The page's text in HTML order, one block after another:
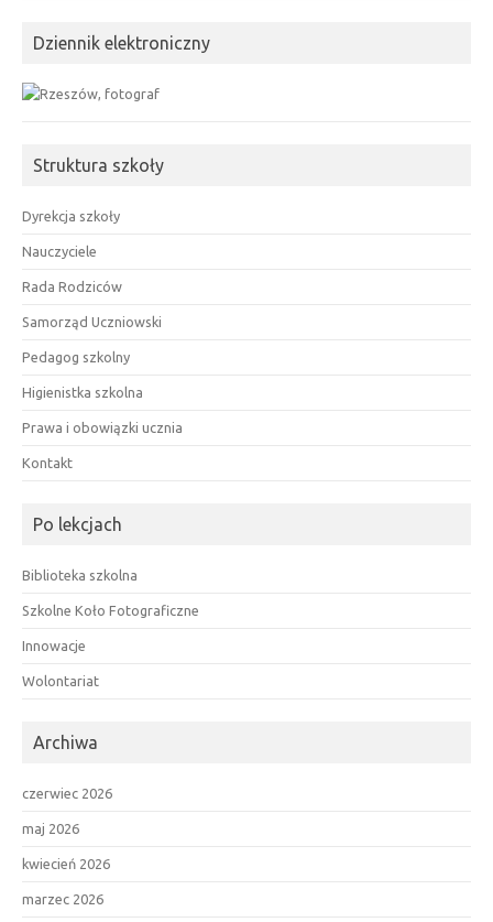
Dziennik elektroniczny
Struktura szkoły
Dyrekcja szkoły
Nauczyciele
Rada Rodziców
Samorząd Uczniowski
Pedagog szkolny
Higienistka szkolna
Prawa i obowiązki ucznia
Kontakt
Po lekcjach
Biblioteka szkolna
Szkolne Koło Fotograficzne
Innowacje
Wolontariat
Archiwa
czerwiec 2026
maj 2026
kwiecień 2026
marzec 2026